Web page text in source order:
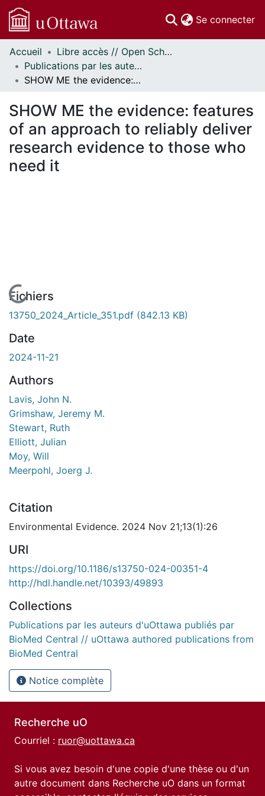
Se connecter
Communautés
et collections
Parcourir
À propos
Accueil
Libre accès // Open Scholarship
Publications par les auteurs d'uOttawa publiés par BioMed Central // uOttawa authored publications from BioMed Central
SHOW ME the evidence: features of an approach to reliably deliver research evidence to those who need it
SHOW ME the evidence: features
of an approach to reliably deliver
research evidence to those who
need it
En cours de chargement...
Fichiers
13750_2024_Article_351.pdf (842.13 KB)
Date
2024-11-21
Authors
Lavis, John N.
Grimshaw, Jeremy M.
Stewart, Ruth
Elliott, Julian
Moy, Will
Meerpohl, Joerg J.
Citation
Environmental Evidence. 2024 Nov 21;13(1):26
URI
https://doi.org/10.1186/s13750-024-00351-4
http://hdl.handle.net/10393/49893
Collections
Publications par les auteurs d'uOttawa publiés par
BioMed Central // uOttawa authored publications from
BioMed Central
Notice complète
Recherche uO
Courriel : ruor@uottawa.ca
Si vous avez besoin d'une copie d'une thèse ou d'un
autre document dans Recherche uO dans un format